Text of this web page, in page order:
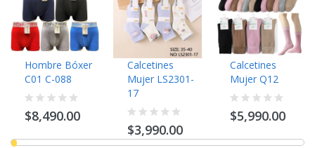
Hombre Bóxer
C01 C-088
$8,490.00
Calcetines
Mujer LS2301-
17
$3,990.00
Calcetines
Mujer Q12
$5,990.00